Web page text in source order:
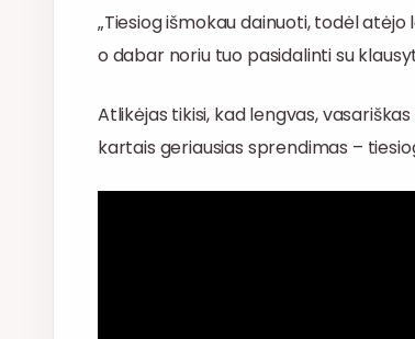
„Tiesiog išmokau dainuoti, todėl
o dabar noriu tuo pasidalinti su
Atlikėjas tikisi, kad lengvas,
kartais geriausias sprendimas –